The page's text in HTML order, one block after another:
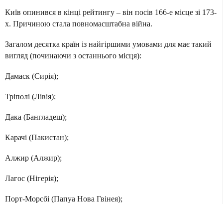
Київ опинився в кінці рейтингу – він посів 166-е місце зі 173-
х. Причиною стала повномасштабна війна.
Загалом десятка країн із найгіршими умовами для має такий
вигляд (починаючи з останнього місця):
Дамаск (Сирія);
Тріполі (Лівія);
Дака (Бангладеш);
Карачі (Пакистан);
Алжир (Алжир);
Лагос (Нігерія);
Порт-Морсбі (Папуа Нова Гвінея);